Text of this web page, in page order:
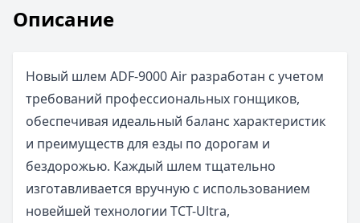
Описание
Новый шлем ADF-9000 Air разработан с учетом
требований профессиональных гонщиков,
обеспечивая идеальный баланс характеристик
и преимуществ для езды по дорогам и
бездорожью. Каждый шлем тщательно
изготавливается вручную с использованием
новейшей технологии TCT-Ultra,